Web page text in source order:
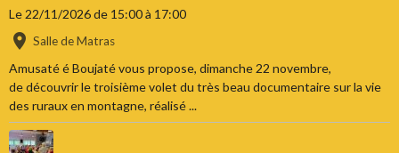
Le 22/11/2026de 15:00à 17:00
Salle de Matras
Amusaté é Boujaté vous propose, dimanche 22 novembre,
de découvrir le troisième volet du très beau documentaire sur la vie
des ruraux en montagne, réalisé ...